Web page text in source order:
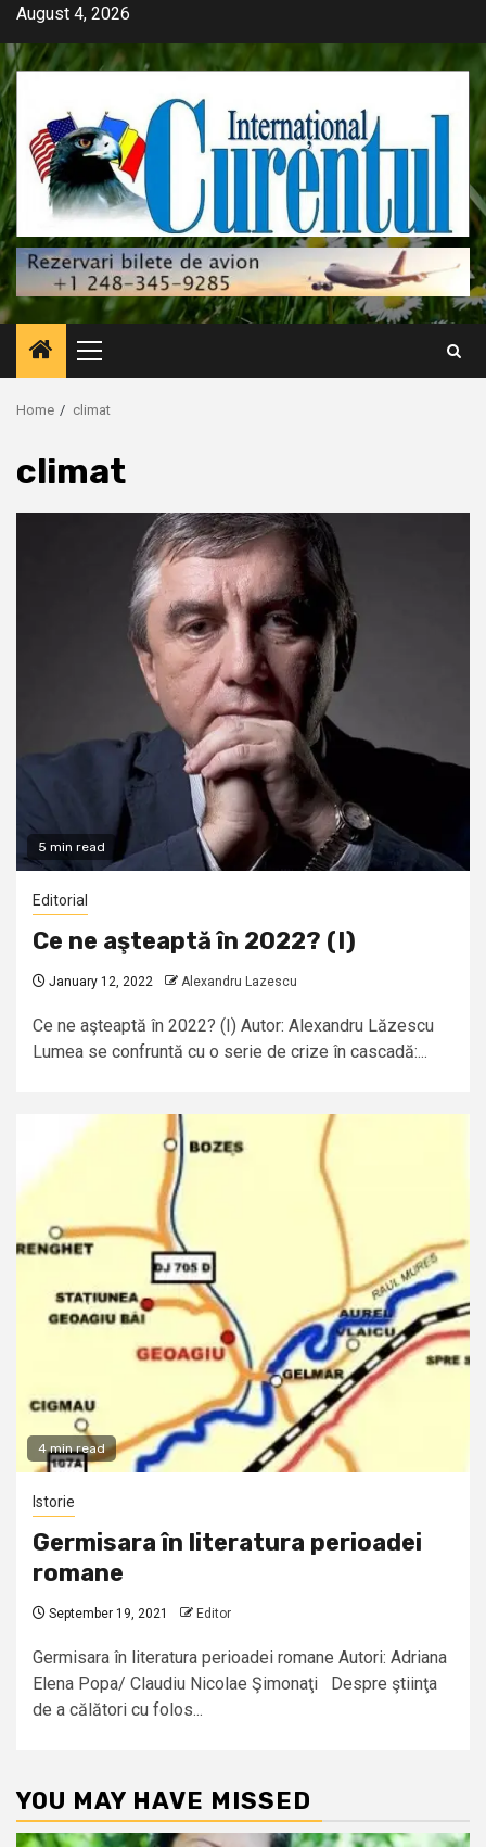
Skip
content
August 4, 2026
Primary
Menu
Home climat
climat
5 min read
Editorial
Ce ne aşteaptă în 2022? (I)
January 12, 2022 Alexandru Lazescu
Ce ne aşteaptă în 2022? (I) Autor: Alexandru Lăzescu
Lumea se confruntă cu o serie de crize în cascadă:...
4 min read
Istorie
Germisara în literatura perioadei
romane
September 19, 2021 Editor
Germisara în literatura perioadei romane Autori: Adriana
Elena Popa/ Claudiu Nicolae Şimonaţi Despre ştiinţa
de a călători cu folos...
YOU MAY HAVE MISSED